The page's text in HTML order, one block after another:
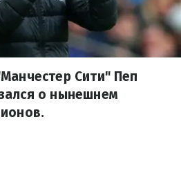
Сити" Пеп
о нынешнем